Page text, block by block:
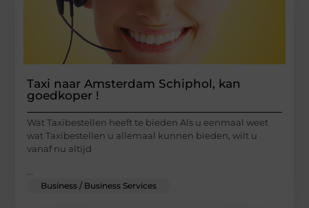
Taxi naar Amsterdam Schiphol, kan
goedkoper !
Wat Taxibestellen heeft te bieden Als u eenmaal weet
wat Taxibestellen u allemaal kunnen bieden, wilt u
vanaf nu altijd
Business / Business Services